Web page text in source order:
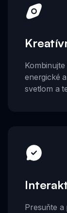
energické
svetlom a
Presuňte a